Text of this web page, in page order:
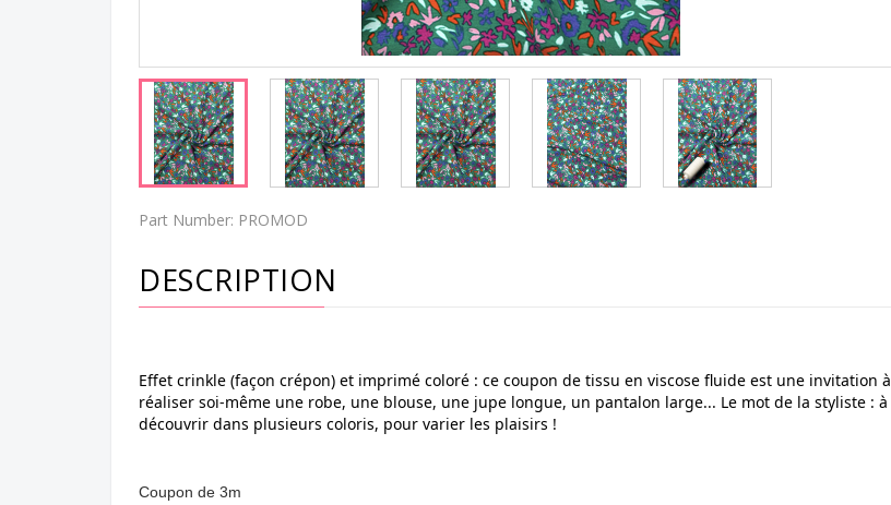
Part Number: PROMOD
DESCRIPTION
Effet crinkle (façon crépon) et imprimé coloré : ce coupon de tissu en viscose fluide est une invitation à
réaliser soi-même une robe, une blouse, une jupe longue, un pantalon large... Le mot de la styliste : à
découvrir dans plusieurs coloris, pour varier les plaisirs !
Coupon de 3m